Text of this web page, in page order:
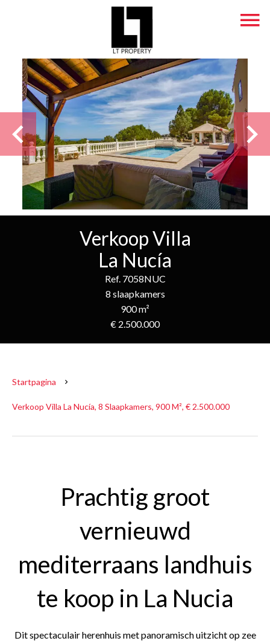
Verkoop Villa
La Nucía
Ref. 7058NUC
8 slaapkamers
900 m²
€ 2.500.000
Startpagina
Verkoop Villa La Nucía, 8 Slaapkamers, 900 M², € 2.500.000
Prachtig groot
vernieuwd
mediterraans landhuis
te koop in La Nucia
Dit spectaculair herenhuis met panoramisch uitzicht op zee